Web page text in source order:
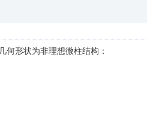
何形状为非理想微柱结构：